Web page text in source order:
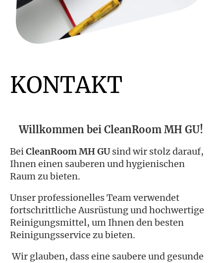
KONTAKT
Willkommen bei CleanRoom MH GU!
BeiCleanRoom MH GUsind wir stolz darauf,
Ihnen einen sauberen und hygienischen
Raum zu bieten.
Unser professionelles Team verwendet
fortschrittliche Ausrüstung und hochwertige
Reinigungsmittel, um Ihnen den besten
Reinigungsservice zu bieten.
Wir glauben, dass eine saubere und gesunde